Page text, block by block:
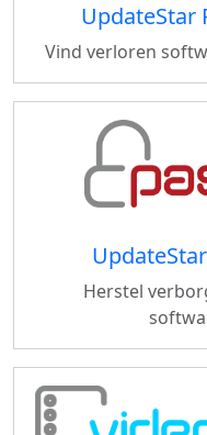
UpdateStar
Vind verloren
Herstel